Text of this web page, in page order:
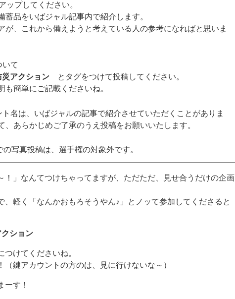
ップしてください。
蓄品をいばジャル記事内で紹介します。
が、これから備えようと考えている人の参考になればと思いま
いて
アクション とタグをつけて投稿してください。
も簡単にご記載くださいね。
名は、いばジャルの記事で紹介させていただくことがありま
、あらかじめご了承のうえ投稿をお願いいたします。
写真投稿は、選手権の対象外です。
！」なんてつけちゃってますが、ただただ、見せ合うだけの企画
、軽く「なんかおもろそうやん♪」とノッて参加してくださると
ション
つけてくださいね。
（鍵アカウントの方のは、見に行けないな～）
ーす！